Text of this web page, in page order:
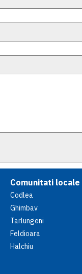
Comunitati locale
Codlea
Ghimbav
Tarlungeni
Feldioara
Halchiu